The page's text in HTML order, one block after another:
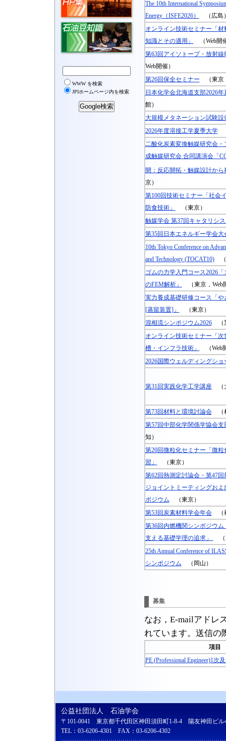
The 10th International
Energy（ISFE2026）
（広島
オンライン技術セミナー「
知識とその適用」
（Web開
第63回アイソトープ・放射線
Web開催）
第26回保全セミナー （東京
日本化学会北海道支部2026
館）
大規模メタネーション試験設
2026年度溶接工学夏季大学（
二酸化炭素変換触媒研究会
成触媒研究会 合同講演会「
開：反応開拓・触媒設計から
京）
第100回技術セミナー「社会
防食技術」
（東京）
触媒学会 第37回キャタリシ
第35回日本エネルギー学会大
10th Tokyo Conference on
and Technology (TOCAT10)（
ゴムの力学入門コース2026
のFEM解析」
（東京，Web
実力養成基礎研修コース「
[蒸留装置]」
（東京）
混相流シンポジウム2026（
オンライン技術セミナー「
槽・インフラ技術」
（Web
2026国際ウェルディングショ
第31回実践化学工学講座（
第73回材料と環境討論会（
第57回中部化学関係学協会
知）
第20回微粒化セミナー「微
習」
（東京）
第62回熱測定討論会・第47
ジョイントミーティングお
ポジウム （東京）
第53回炭素材料学会年会（
第36回内燃機関シンポジウ
支える基礎学理の追求」
（
25th Annual Conference of
シンポジウム （岡山）
募集
なお，E-mailアドレ
れています。送信の
項目
PE (Professional Engineer)1次